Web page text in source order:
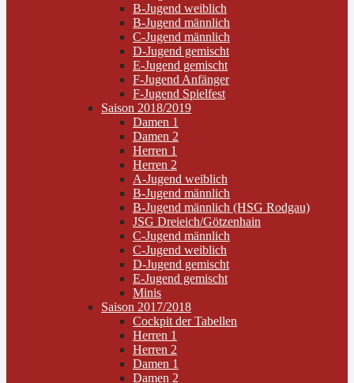
B-Jugend weiblich
B-Jugend männlich
C-Jugend männlich
D-Jugend gemischt
E-Jugend gemischt
F-Jugend Anfänger
F-Jugend Spielfest
Saison 2018/2019
Damen 1
Damen 2
Herren 1
Herren 2
A-Jugend weiblich
B-Jugend männlich
B-Jugend männlich (HSG Rodgau)
JSG Dreieich/Götzenhain
C-Jugend männlich
C-Jugend weiblich
D-Jugend gemischt
E-Jugend gemischt
Minis
Saison 2017/2018
Cockpit der Tabellen
Herren 1
Herren 2
Damen 1
Damen 2